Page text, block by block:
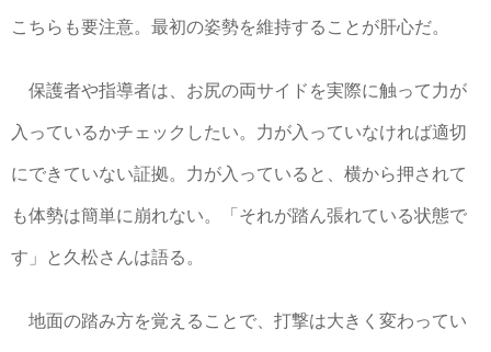
こちらも要注意。最初の姿勢を維持することが肝心だ。
保護者や指導者は、お尻の両サイドを実際に触って力が
入っているかチェックしたい。力が入っていなければ適切
にできていない証拠。力が入っていると、横から押されて
も体勢は簡単に崩れない。「それが踏ん張れている状態で
す」と久松さんは語る。
地面の踏み方を覚えることで、打撃は大きく変わってい